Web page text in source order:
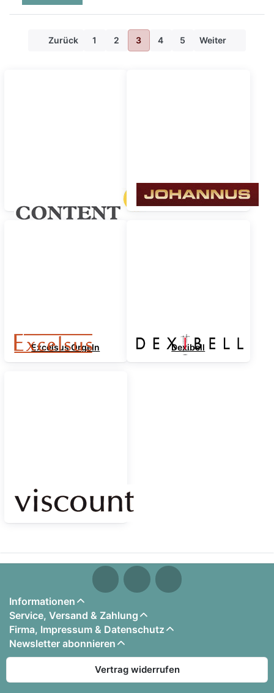
Zurück 1 2 3 4 5 Weiter
Johannus Orgeln
Excelsus Orgeln Dexibell
Viscount Cantorum
Keyboards
Informationen
Service, Versand & Zahlung
Firma, Impressum & Datenschutz
Newsletter abonnieren
Vertrag widerrufen